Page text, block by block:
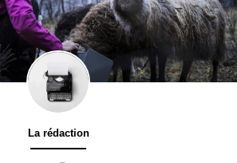
La rédaction